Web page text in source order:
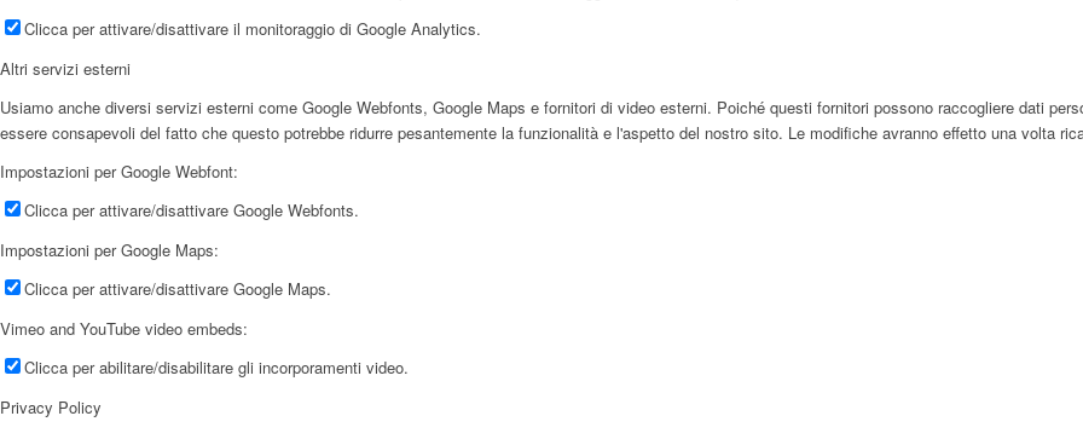
Clicca per attivare/disattivare il monitoraggio di Google Analytics.
Altri servizi esterni
Usiamo anche diversi servizi esterni come Google Webfonts, Google Maps e fornitori di video esterni. Poiché questi fornitori possono raccogliere dati
essere consapevoli del fatto che questo potrebbe ridurre pesantemente la funzionalità e l'aspetto del nostro sito. Le modifiche avranno effetto una volta
Impostazioni per Google Webfont:
Clicca per attivare/disattivare Google Webfonts.
Impostazioni per Google Maps:
Clicca per attivare/disattivare Google Maps.
Vimeo and YouTube video embeds:
Clicca per abilitare/disabilitare gli incorporamenti video.
Privacy Policy